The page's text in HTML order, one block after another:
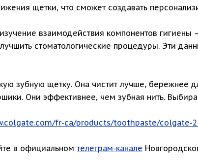
щетки, что сможет создавать
взаимодействия компонентов
стоматологические процедуры. Эти
зубную щетку. Она чистит лучше,
Они эффективнее, чем зубная нить.
fr-ca/products/toothpaste/colgate-
в официальном телеграм-канале